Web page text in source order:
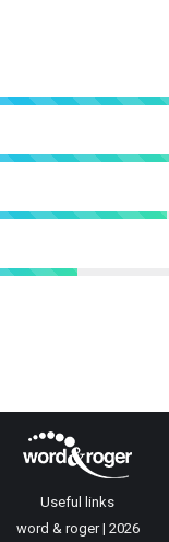
Useful links
word & roger | 2026